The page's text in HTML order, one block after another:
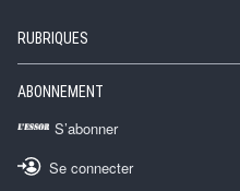
RUBRIQUES
ABONNEMENT
S’abonner
Se connecter